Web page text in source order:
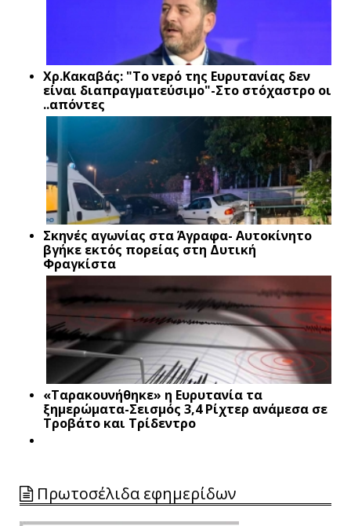
Xρ.Κακαβάς: "Το νερό της Ευρυτανίας δεν
είναι διαπραγματεύσιμο"-Στο στόχαστρο οι
..απόντες
Σκηνές αγωνίας στα Άγραφα- Αυτοκίνητο
βγήκε εκτός πορείας στη Δυτική
Φραγκίστα
«Ταρακουνήθηκε» η Ευρυτανία τα
ξημερώματα-Σεισμός 3,4 Ρίχτερ ανάμεσα σε
Τροβάτο και Τρίδεντρο
Πρωτοσέλιδα εφημερίδων